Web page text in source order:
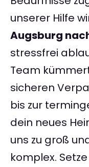
unserer Hilfe
Augsburg
stressfrei
Team
sicheren
bis zur
dein neues
uns zu groß
komplex.